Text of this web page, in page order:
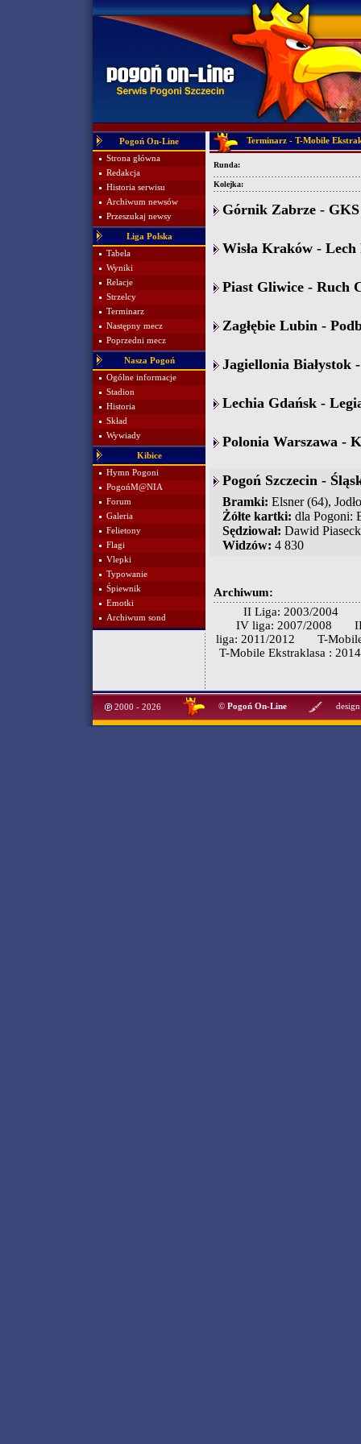
Pogoń On-Line
Strona główna
Redakcja
Historia serwisu
Archiwum newsów
Przeszukaj newsy
Liga Polska
Tabela
Wyniki
Relacje
Strzelcy
Terminarz
Następny mecz
Poprzedni mecz
Nasza Pogoń
Ogólne informacje
Stadion
Historia
Skład
Wywiady
Kibice
Hymn Pogoni
PogońM@NIA
Forum
Galeria
Felietony
Flagi
Vlepki
Typowanie
Śpiewnik
Emotki
Archiwum sond
Terminarz - T-Mobile
Runda:
Kolejka:
Górnik Zabrze - GKS
Wisła Kraków - Lech
Piast Gliwice - Ruch
Zagłębie Lubin -
Jagiellonia Białystok
Lechia Gdańsk -
Polonia Warszawa -
Pogoń Szczecin -
Bramki: Elsner (64),
Żółte kartki: dla Pogoni:
Sędziował: Dawid
Widzów: 4 830
Archiwum:
II Liga: 2003/2004
IV liga: 2007/2008
liga: 2011/2012
T-
T-Mobile Ekstraklasa :
2000 - 2026 © Pogoń On-Line